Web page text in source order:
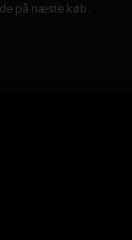
på næste køb.